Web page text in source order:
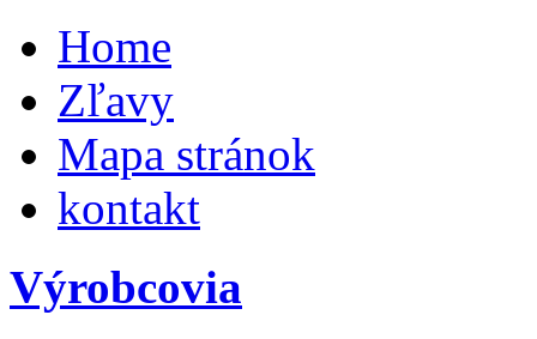
Home
Zľavy
Mapa stránok
kontakt
Výrobcovia